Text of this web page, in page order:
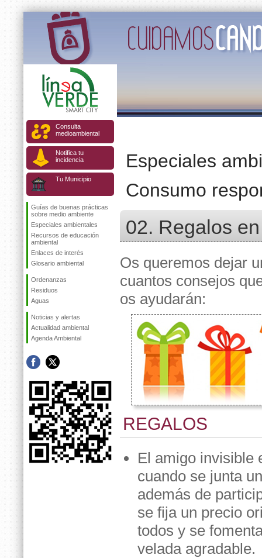
Consulta
medioambiental
Notifica tu
incidencia
Tu Municipio
Guías de buenas prácticas
sobre medio ambiente
Especiales ambientales
Recursos de educación
ambiental
Enlaces de interés
Glosario ambiental
Ordenanzas
Residuos
Aguas
Noticias y alertas
Actualidad ambiental
Agenda Ambiental
Especiales
Consumo
02. Regalos
Os queremos dejar
cuantos consejos
os ayudarán:
REGALOS
El amigo invisible
cuando se junta
además de
se fija un precio
todos y se
velada agradable.